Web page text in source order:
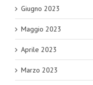
Giugno 2023
Maggio 2023
Aprile 2023
Marzo 2023